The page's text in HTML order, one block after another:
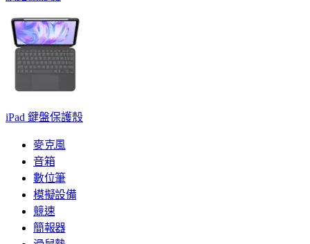
iPad 鍵盤保護殼
麥克風
音箱
數位筆
模擬設備
競速
簡報器